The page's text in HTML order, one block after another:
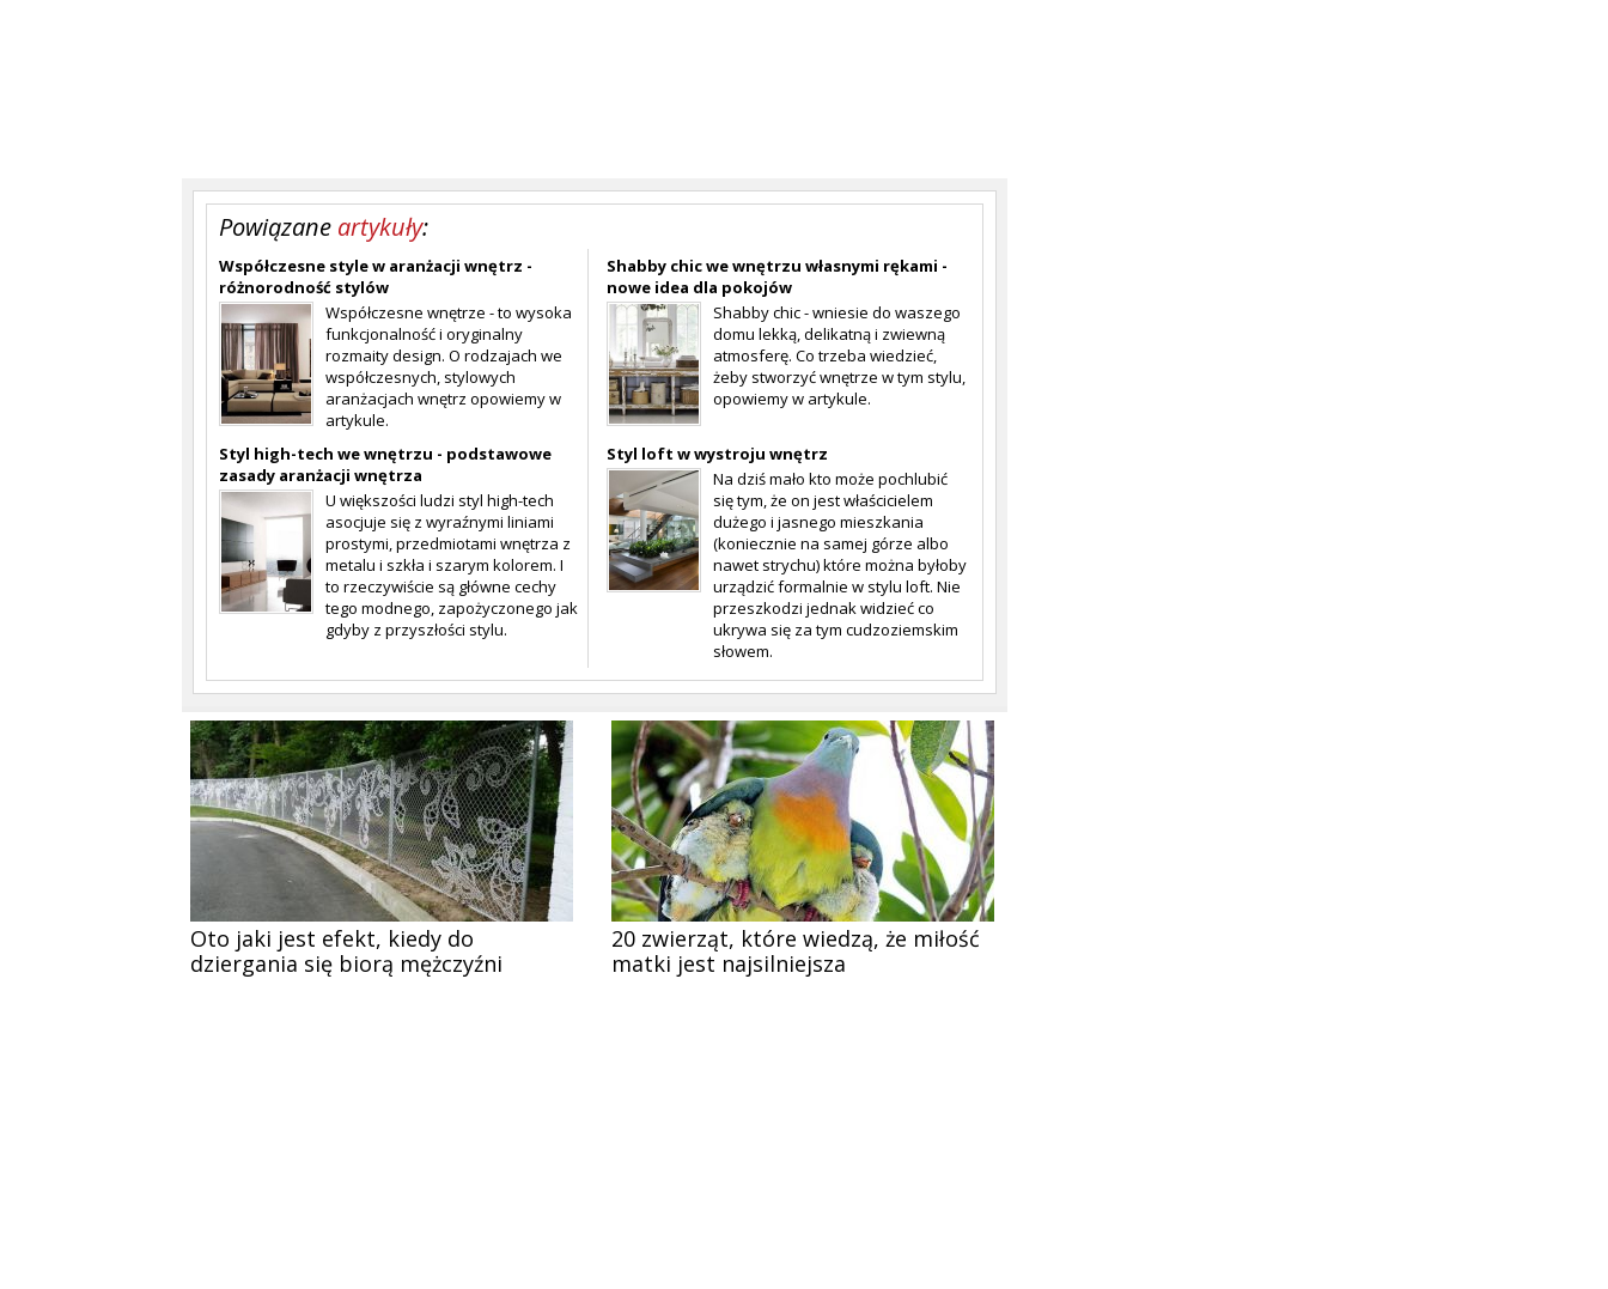
Powiązane artykuły:
Współczesne style w aranżacji wnętrz -
różnorodność stylów
Współczesne wnętrze - to wysoka
funkcjonalność i oryginalny
rozmaity design. O rodzajach we
współczesnych, stylowych
aranżacjach wnętrz opowiemy w
artykule.
Shabby chic we wnętrzu własnymi rękami -
nowe idea dla pokojów
Shabby chic - wniesie do waszego
domu lekką, delikatną i zwiewną
atmosferę. Co trzeba wiedzieć,
żeby stworzyć wnętrze w tym stylu,
opowiemy w artykule.
Styl high-tech we wnętrzu - podstawowe
zasady aranżacji wnętrza
U większości ludzi styl high-tech
asocjuje się z wyraźnymi liniami
prostymi, przedmiotami wnętrza z
metalu i szkła i szarym kolorem. I
to rzeczywiście są główne cechy
tego modnego, zapożyczonego jak
gdyby z przyszłości stylu.
Styl loft w wystroju wnętrz
Na dziś mało kto może pochlubić
się tym, że on jest właścicielem
dużego i jasnego mieszkania
(koniecznie na samej górze albo
nawet strychu) które można byłoby
urządzić formalnie w stylu loft. Nie
przeszkodzi jednak widzieć co
ukrywa się za tym cudzoziemskim
słowem.
Oto jaki jest efekt, kiedy do
dziergania się biorą mężczyźni
20 zwierząt, które wiedzą, że miłość
matki jest najsilniejsza